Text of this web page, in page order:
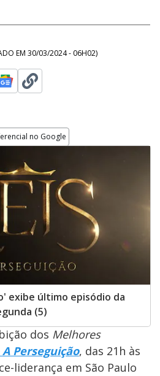
EM 30/03/2024 - 06H02)
no Google
exibe último episódio da
(5)
dos Melhores
A Perseguição, das 21h às
liderança em São Paulo